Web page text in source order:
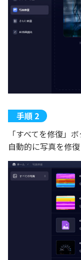
「すべてを修復」
自動的に写真を修復